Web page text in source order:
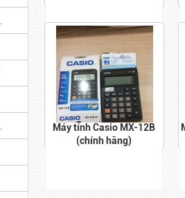
Máy tính Casio MX-12B
(chính hãng)